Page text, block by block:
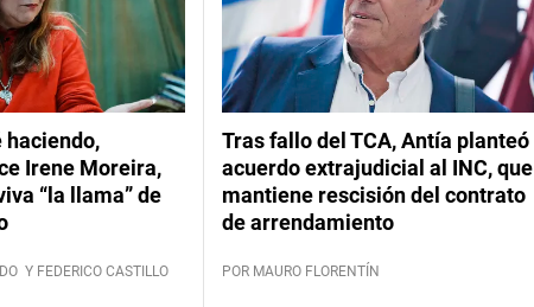
haciendo,
Irene Moreira,
“la llama” de
Y FEDERICO CASTILLO
Tras fallo del TCA, Antía planteó
acuerdo extrajudicial al INC, que
mantiene rescisión del contrato
de arrendamiento
POR MAURO FLORENTÍN